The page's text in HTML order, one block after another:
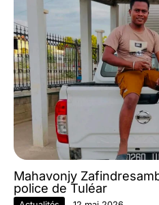
Mahavonjy
police de Tuléar